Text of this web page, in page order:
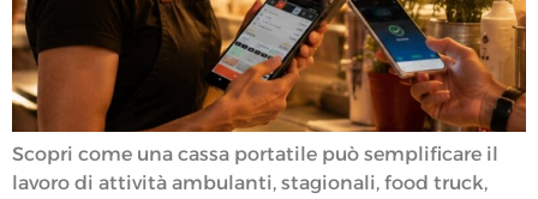
Scopri come una cassa portatile può semplificare il
lavoro di attività ambulanti, stagionali, food truck,